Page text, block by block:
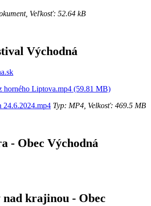
Veľkosť: 52.64 kB
Východná
horného Liptova.mp4 (59.81 MB)
24.6.2024.mp4 Typ: MP4, Velkosť: 469.5 MB
- Obec Východná
krajinou - Obec